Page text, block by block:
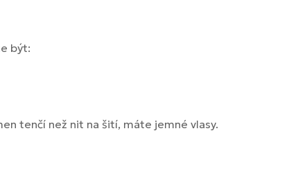
být:
tenčí než nit na šití, máte jemné vlasy.